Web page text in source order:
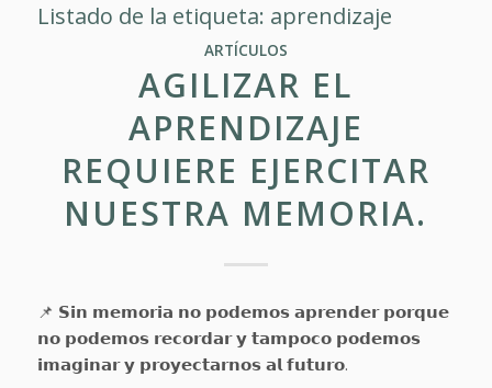
Listado de la etiqueta: aprendizaje
ARTÍCULOS
AGILIZAR EL
APRENDIZAJE
REQUIERE EJERCITAR
NUESTRA MEMORIA.
📌 𝗦𝗶𝗻 𝗺𝗲𝗺𝗼𝗿𝗶𝗮 𝗻𝗼 𝗽𝗼𝗱𝗲𝗺𝗼𝘀 𝗮𝗽𝗿𝗲𝗻𝗱𝗲𝗿 𝗽𝗼𝗿𝗾𝘂𝗲
𝗻𝗼 𝗽𝗼𝗱𝗲𝗺𝗼𝘀 𝗿𝗲𝗰𝗼𝗿𝗱𝗮𝗿 𝘆 𝘁𝗮𝗺𝗽𝗼𝗰𝗼 𝗽𝗼𝗱𝗲𝗺𝗼𝘀
𝗶𝗺𝗮𝗴𝗶𝗻𝗮𝗿 𝘆 𝗽𝗿𝗼𝘆𝗲𝗰𝘁𝗮𝗿𝗻𝗼𝘀 𝗮𝗹 𝗳𝘂𝘁𝘂𝗿𝗼.